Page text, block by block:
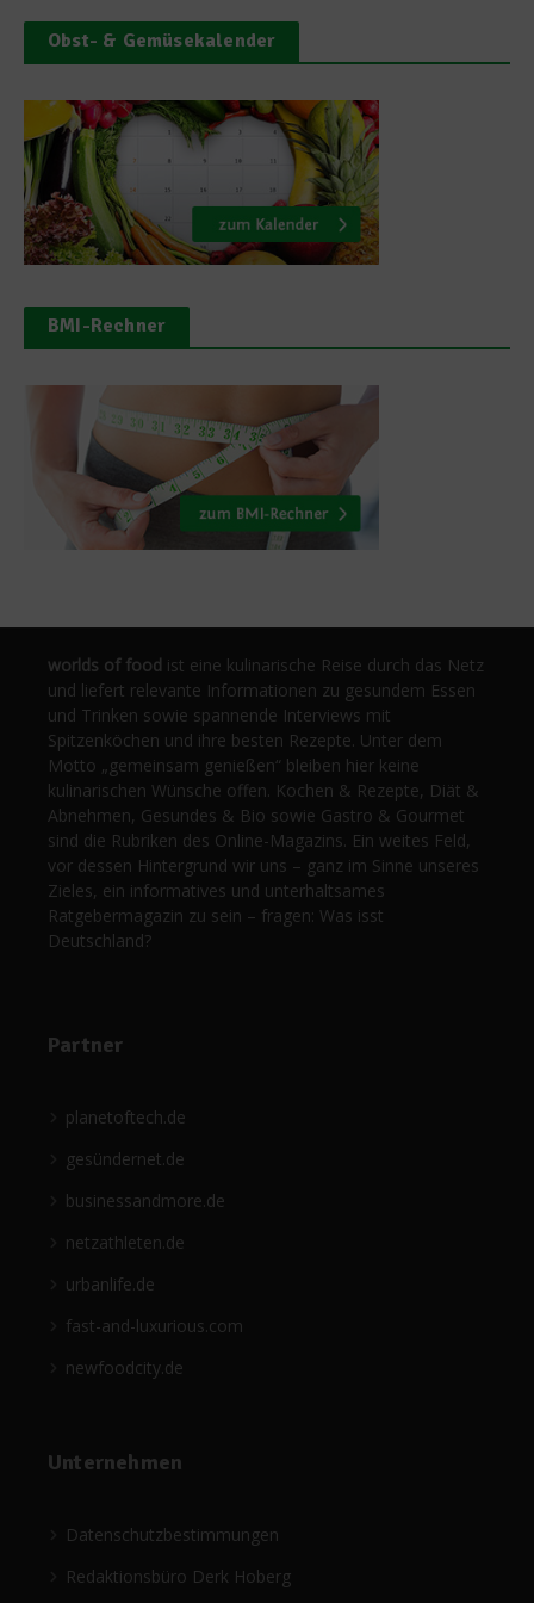
Obst- & Gemüsekalender
BMI-Rechner
worlds of food ist eine kulinarische Reise durch das Netz
und liefert relevante Informationen zu gesundem Essen
und Trinken sowie spannende Interviews mit
Spitzenköchen und ihre besten Rezepte. Unter dem
Motto „gemeinsam genießen“ bleiben hier keine
kulinarischen Wünsche offen. Kochen & Rezepte, Diät &
Abnehmen, Gesundes & Bio sowie Gastro & Gourmet
sind die Rubriken des Online-Magazins. Ein weites Feld,
vor dessen Hintergrund wir uns – ganz im Sinne unseres
Zieles, ein informatives und unterhaltsames
Ratgebermagazin zu sein – fragen: Was isst
Deutschland?
Partner
planetoftech.de
gesündernet.de
businessandmore.de
netzathleten.de
urbanlife.de
fast-and-luxurious.com
newfoodcity.de
Unternehmen
Datenschutzbestimmungen
Redaktionsbüro Derk Hoberg